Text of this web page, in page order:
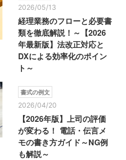
2026/05/13
経理業務のフローと必要書
類を徹底解説！～【2026
年最新版】法改正対応と
DXによる効率化のポイン
ト～
書式の例文
2026/04/20
【2026年版】上司の評価
が変わる！ 電話・伝言メ
モの書き方ガイド～NG例
も解説～